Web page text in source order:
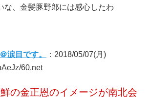
な、金髪豚野郎には感心したわ
涙目です。
：2018/05/07(月)
60.net
の金正恩のイメージが南北会